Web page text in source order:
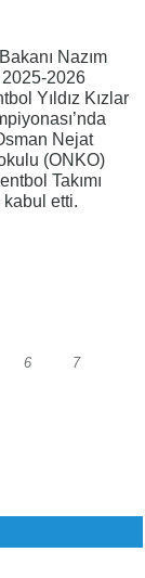
Nazım
2026
Yıldız Kızlar
Nejat
(ONKO)
Takımı
kabul etti.
Sayfa
6 Sayfa
7